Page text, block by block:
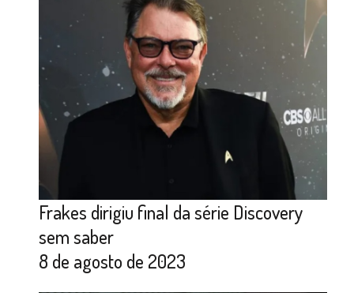
Frakes dirigiu final da série Discovery
sem saber
8 de agosto de 2023